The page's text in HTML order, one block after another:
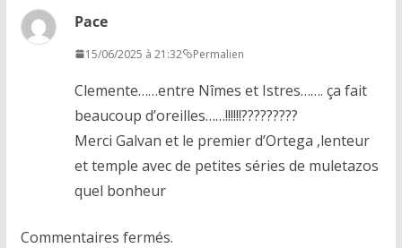
Pace
15/06/2025 à 21:32 Permalien
Clemente……entre Nîmes et Istres……. ça fait
beaucoup d’oreilles……!!!!!!?????????
Merci Galvan et le premier d’Ortega ,lenteur
et temple avec de petites séries de muletazos
quel bonheur
Commentaires fermés.